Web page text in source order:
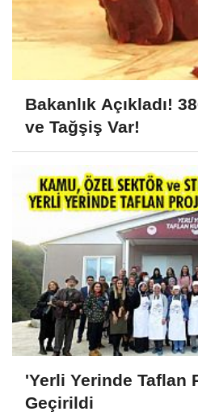
Bakanlık Açıkladı!
ve Tağşiş Var!
'Yerli Yerinde Taflan
Geçirildi